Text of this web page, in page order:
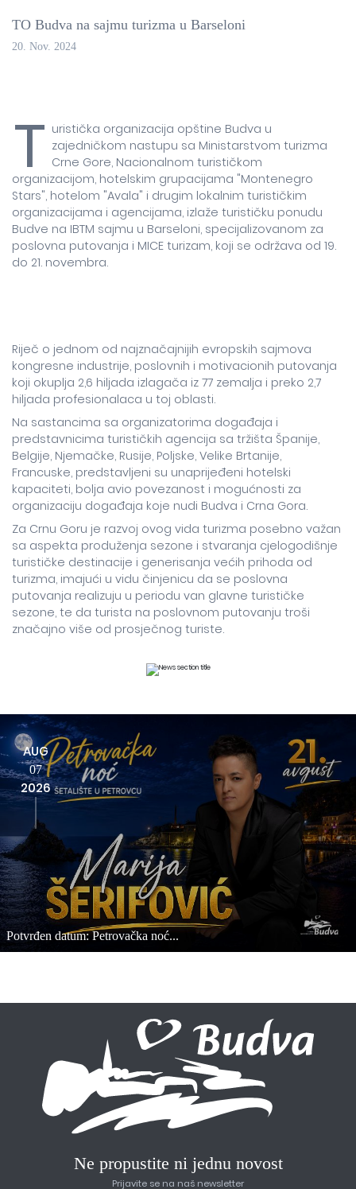
TO Budva na sajmu turizma u Barseloni
20. Nov. 2024
T uristička organizacija opštine Budva u
zajedničkom nastupu sa Ministarstvom turizma
Crne Gore, Nacionalnom turističkom
organizacijom, hotelskim grupacijama "Montenegro
Stars", hotelom "Avala" i drugim lokalnim turističkim
organizacijama i agencijama, izlaže turističku ponudu
Budve na IBTM sajmu u Barseloni, specijalizovanom za
poslovna putovanja i MICE turizam, koji se održava od 19.
do 21. novembra.
Riječ o jednom od najznačajnijih evropskih sajmova
kongresne industrije, poslovnih i motivacionih putovanja
koji okuplja 2,6 hiljada izlagača iz 77 zemalja i preko 2,7
hiljada profesionalaca u toj oblasti.
Na sastancima sa organizatorima događaja i
predstavnicima turističkih agencija sa tržišta Španije,
Belgije, Njemačke, Rusije, Poljske, Velike Brtanije,
Francuske, predstavljeni su unaprijeđeni hotelski
kapaciteti, bolja avio povezanost i mogućnosti za
organizaciju događaja koje nudi Budva i Crna Gora.
Za Crnu Goru je razvoj ovog vida turizma posebno važan
sa aspekta produženja sezone i stvaranja cjelogodišnje
turističke destinacije i generisanja većih prihoda od
turizma, imajući u vidu činjenicu da se poslovna
putovanja realizuju u periodu van glavne turističke
sezone, te da turista na poslovnom putovanju troši
značajno više od prosječnog turiste.
AUG
07
2026
Potvrđen datum: Petrovačka noć...
Ne propustite ni jednu novost
Prijavite se na naš newsletter